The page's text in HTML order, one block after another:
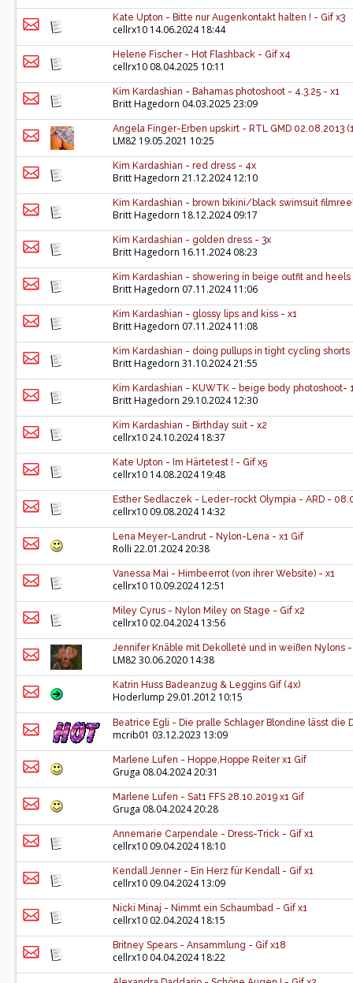
Kate Upton - Bitte nur Augenkontakt halten ! - Gif x3
cellrx10 14.06.2024 18:44
Helene Fischer - Hot Flashback - Gif x4
cellrx10 08.04.2025 10:11
Kim Kardashian - Bahamas photoshoot - 4.3.25 - x1
Britt Hagedorn 04.03.2025 23:09
Angela Finger-Erben upskirt - RTL GMD 02.08.2013
LM82 19.05.2021 10:25
Kim Kardashian - red dress - 4x
Britt Hagedorn 21.12.2024 12:10
Kim Kardashian - brown bikini/black swimsuit
Britt Hagedorn 18.12.2024 09:17
Kim Kardashian - golden dress - 3x
Britt Hagedorn 16.11.2024 08:23
Kim Kardashian - showering in beige outfit and heels
Britt Hagedorn 07.11.2024 11:06
Kim Kardashian - glossy lips and kiss - x1
Britt Hagedorn 07.11.2024 11:08
Kim Kardashian - doing pullups in tight cycling shorts
Britt Hagedorn 31.10.2024 21:55
Kim Kardashian - KUWTK - beige body photoshoot-
Britt Hagedorn 29.10.2024 12:30
Kim Kardashian - Birthday suit - x2
cellrx1024.10.2024 18:37
Kate Upton - Im Härtetest ! - Gif x5
cellrx10 14.08.2024 19:48
Esther Sedlaczek - Leder-rockt Olympia - ARD -
cellrx10 09.08.2024 14:32
Lena Meyer-Landrut - Nylon-Lena - x1 Gif
Rolli 22.01.2024 20:38
Vanessa Mai - Himbeerrot (von ihrer Website) - x1
cellrx10 10.09.2024 12:51
Miley Cyrus - Nylon Miley on Stage - Gif x2
cellrx10 02.04.2024 13:56
Jennifer Knäble mit Dekolleté und in weißen Nylons -
LM8230.06.2020 14:38
Katrin Huss Badeanzug & Leggins Gif (4x)
Hoderlump 29.01.2012 10:15
Beatrice Egli - Die pralle Schlager Blondine lässt die
mcrib01 03.12.2023 13:09
Marlene Lufen - Hoppe,Hoppe Reiter x1 Gif
Gruga 08.04.2024 20:31
Marlene Lufen - Sat1 FFS 28.10.2019 x1 Gif
Gruga 08.04.2024 20:28
Annemarie Carpendale - Dress-Trick - Gif x1
cellrx10 09.04.2024 18:10
Kendall Jenner - Ein Herz für Kendall - Gif x1
cellrx10 09.04.2024 13:09
Nicki Minaj - Nimmt ein Schaumbad - Gif x1
cellrx10 02.04.2024 18:15
Britney Spears - Ansammlung - Gif x18
cellrx10 04.04.2024 18:22